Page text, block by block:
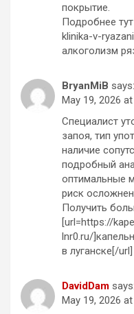
покрытие.
Подробнее
klinika-v-
алкоголизм
BryanMiB says:
May 19, 2026
Специалист
запоя, тип
наличие
подробный
оптимальные
риск
Получить
[url=https://
lnr0.ru/
в луганске[/url]
DavidDam says:
May 19, 2026